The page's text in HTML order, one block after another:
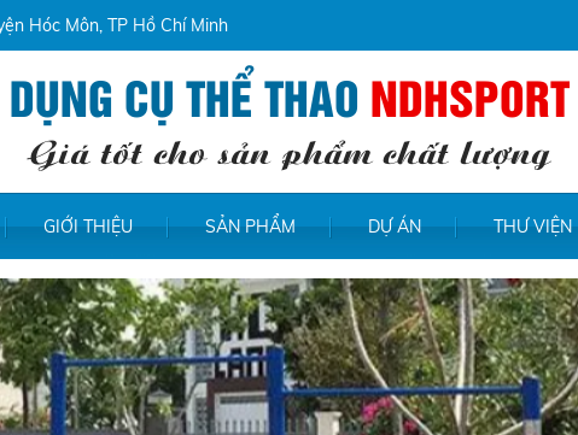
Hóc Môn, TP Hồ Chí Minh
DỤNG CỤ THỂ THAO NDHSPORT
Giá tốt cho sản phẩm chất lượng
GIỚI THIỆU SẢN PHẨM DỰ ÁN THƯ VIỆN